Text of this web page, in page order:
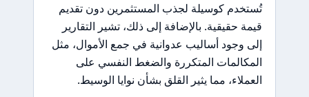
تُستخدم كوسيلة لجذب المستثمرين دون تقديم
قيمة حقيقية. بالإضافة إلى ذلك، تشير التقارير
إلى وجود أساليب عدوانية في جمع الأموال، مثل
المكالمات المتكررة والضغط النفسي على
العملاء، مما يثير القلق بشأن نوايا الوسيط.